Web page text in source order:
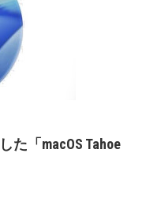
た「macOS Tahoe